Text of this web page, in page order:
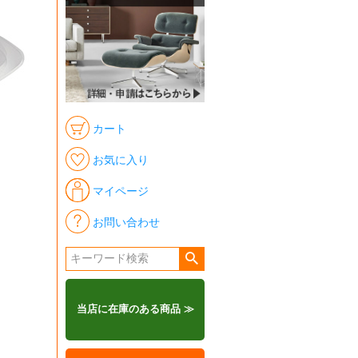
カート
お気に入り
マイページ
お問い合わせ
当店に在庫のある商品 ≫